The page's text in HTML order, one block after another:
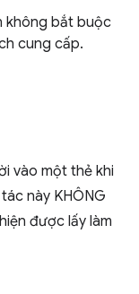
không bắt buộc
cung cấp.
vào một thẻ khi
này KHÔNG
được lấy làm